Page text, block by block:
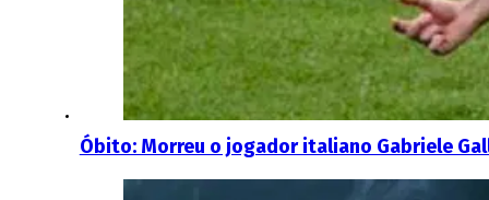
Óbito: Morreu o jogador italiano Gabriele